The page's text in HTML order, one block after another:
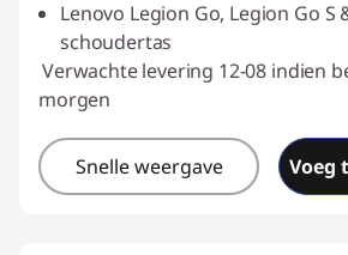
Lenovo Legion Go, Legion Go S
schoudertas
Verwachte levering 12-08 indien
morgen
Snelle weergave Voeg